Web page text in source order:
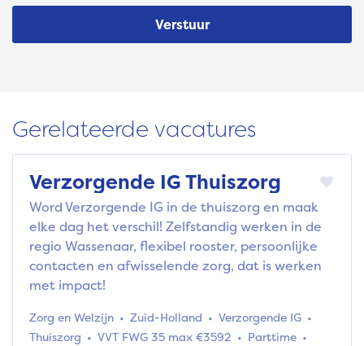
Verstuur
Gerelateerde vacatures
Verzorgende IG Thuiszorg
Word Verzorgende IG in de thuiszorg en maak
elke dag het verschil! Zelfstandig werken in de
regio Wassenaar, flexibel rooster, persoonlijke
contacten en afwisselende zorg, dat is werken
met impact!
Zorg en Welzijn Zuid-Holland
Verzorgende IG
Thuiszorg
VVT FWG 35 max €3592
Parttime